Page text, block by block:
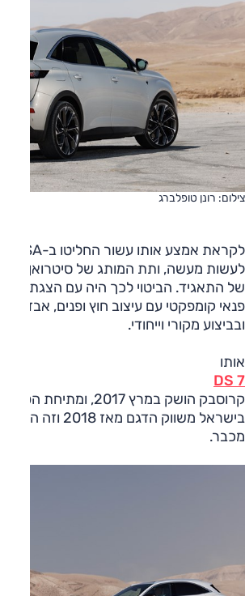
צילום: רונן טופלברג
לעשות מעשה, ותת המותג של סיטרואן היה
פנאי קומפקטי עם עיצוב חוץ ופנים, אבזור
ובביצוע מקורי וייחודי.
אותו
DS 7
בישראל משווק הדגם
מכבר.